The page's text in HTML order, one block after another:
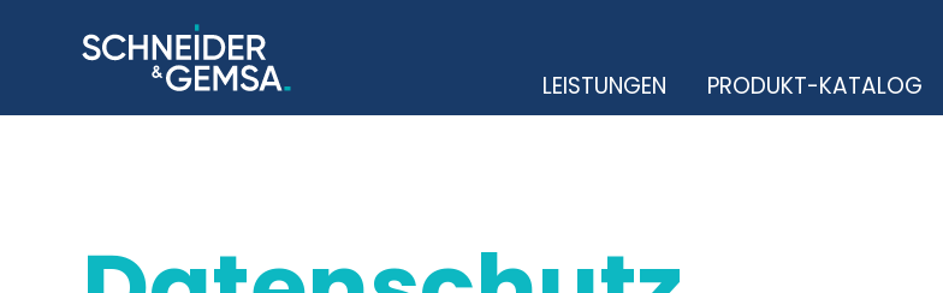
LEISTUNGEN PRODUKT-KATALOG